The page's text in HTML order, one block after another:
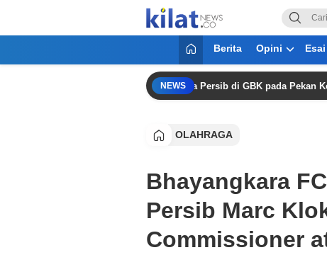
KilatNews.co
Mencerdaskan Anak Bangsa
Berita Opini Esai
NEWS
Konfirmasi: Duel Klasik Kontra Persib di GBK pada Pekan Kedua
OLAHRAGA
Bhayangkara
Persib Marc
Commissioner